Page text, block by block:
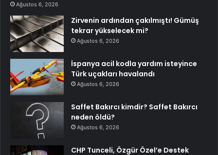
Ağustos 6, 2026
Zirvenin ardından çakılmıştı! Gümüş
tekrar yükselecek mi?
Ağustos 6, 2026
İspanya acil kodla yardım isteyince
Türk uçakları havalandı
Ağustos 6, 2026
Saffet Bakırcı kimdir? Saffet Bakırcı
neden öldü?
Ağustos 6, 2026
CHP Tunceli, Özgür Özel’e Destek